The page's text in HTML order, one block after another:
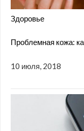
Здоровье
Проблемная кожа:
10 июля, 2018